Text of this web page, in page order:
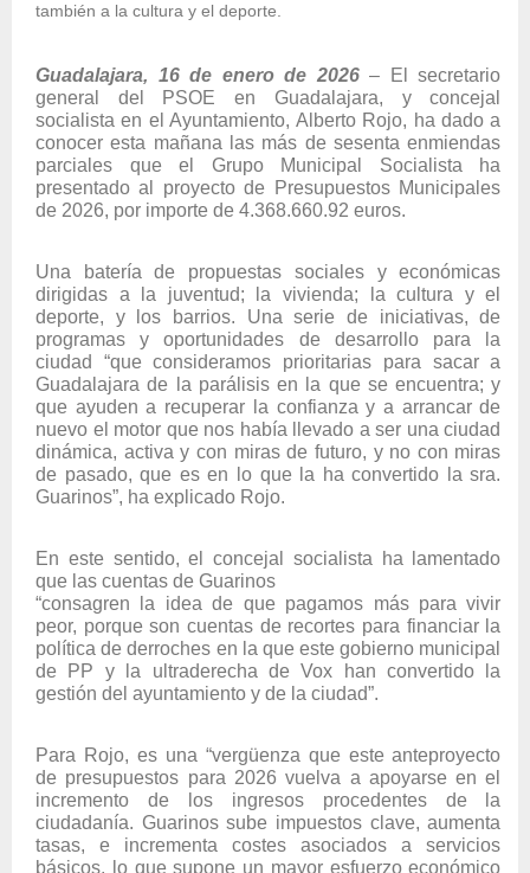
también a la cultura y el deporte.
Guadalajara, 16 de enero de 2026– El secretario
general del PSOE en Guadalajara, y concejal
socialista en el Ayuntamiento, Alberto Rojo, ha dado a
conocer esta mañana las más de sesenta enmiendas
parciales que el Grupo Municipal Socialista ha
presentado al proyecto de Presupuestos Municipales
de 2026, por importe de 4.368.660.92 euros.
Una batería de propuestas sociales y económicas
dirigidas a la juventud; la vivienda; la cultura y el
deporte, y los barrios. Una serie de iniciativas, de
programas y oportunidades de desarrollo para la
ciudad “que consideramos prioritarias para sacar a
Guadalajara de la parálisis en la que se encuentra; y
que ayuden a recuperar la confianza y a arrancar de
nuevo el motor que nos había llevado a ser una ciudad
dinámica, activa y con miras de futuro, y no con miras
de pasado, que es en lo que la ha convertido la sra.
Guarinos”, ha explicado Rojo.
En este sentido, el concejal socialista ha lamentado
que las cuentas de Guarinos
“consagren la idea de que pagamos más para vivir
peor, porque son cuentas de recortes para financiar la
política de derroches en la que este gobierno municipal
de PP y la ultraderecha de Vox han convertido la
gestión del ayuntamiento y de la ciudad”.
Para Rojo, es una “vergüenza que este anteproyecto
de presupuestos para 2026 vuelva a apoyarse en el
incremento de los ingresos procedentes de la
ciudadanía. Guarinos sube impuestos clave, aumenta
tasas, e incrementa costes asociados a servicios
básicos, lo que supone un mayor esfuerzo económico